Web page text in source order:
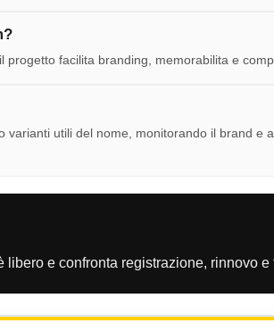
facilita branding, memorabilita e
utili del nome, monitorando il brand e
e confronta registrazione, rinnovo e